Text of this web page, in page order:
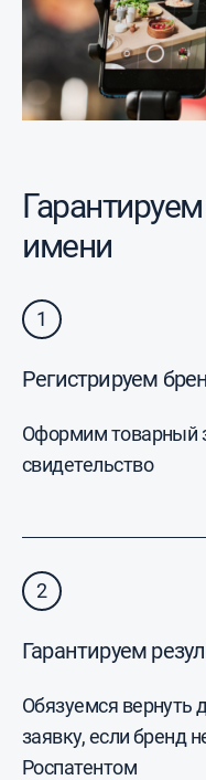
имени
1
Регистрируем
Оформим товарный
свидетельство
2
Гарантируем
Обязуемся вернуть
заявку, если бренд
Роспатентом